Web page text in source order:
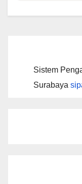
Sistem
Surabaya